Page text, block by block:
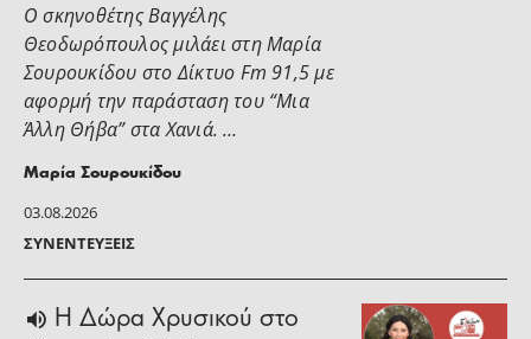
03.08.2026
ΣΥΝΕΝΤΕΎΞΕΙΣ
Ο σκηνοθέτης Βαγγέλης
Θεοδωρόπουλος μιλάει στη Μαρία
Σουρουκίδου στο Δίκτυο Fm 91,5 με
αφορμή την παράσταση του “Μια
Άλλη Θήβα” στα Χανιά. …
Μαρία Σουρουκίδου
H Δώρα Χρυσικού στο